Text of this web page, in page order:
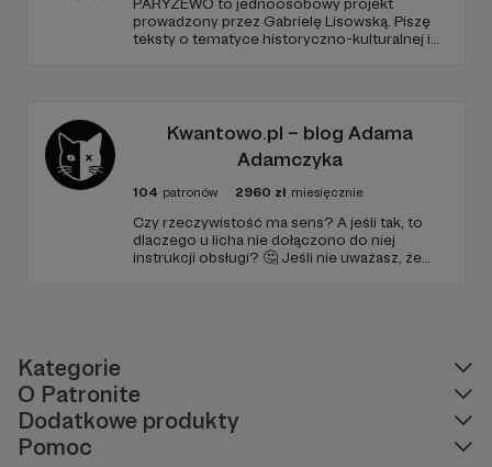
prowadzony przez Gabrielę Lisowską. Piszę
teksty o tematyce historyczno-kulturalnej i
Kwantowo.pl – blog Adama
Adamczyka
104 patronów 2960 zł miesięcznie
Czy rzeczywistość ma sens? A jeśli tak, to
dlaczego u licha nie dołączono do niej
instrukcji obsługi? 🤔 Jeśli nie uważasz, że
Kategorie
O Patronite
Dodatkowe produkty
Pomoc